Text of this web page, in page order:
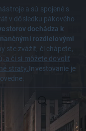
a sú spojené s
v dôsledku pákového
dochádza k
rozdielovými
ste zvážiť, či chápete,
a či si môžete dovoliť
straty.Investovanie je